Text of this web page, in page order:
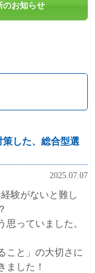
のお知らせ
した、総合型選
2025.07.07
験がないと難し
っていました。
こと」の大切さに
ました！